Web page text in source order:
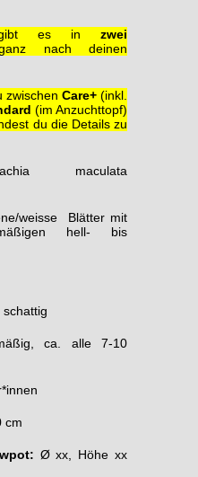
gibt es in zwei
nach deinen
zwischen Care+ (inkl.
(im Anzuchttopf)
du die Details zu
maculata
weisse Blätter mit
hell- bis
schattig
ca. alle 7-10
cm
Ø xx, Höhe xx